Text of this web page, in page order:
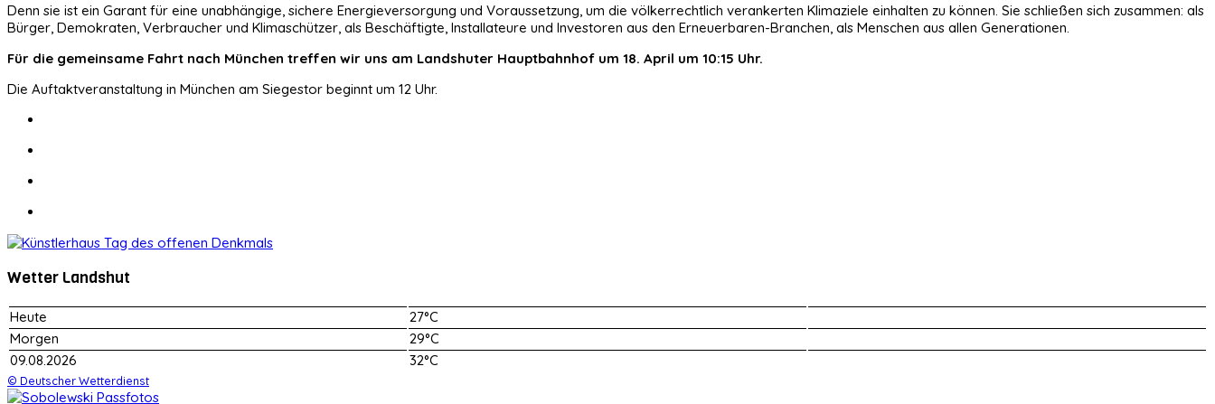
Denn sie ist ein Garant für eine unabhängige, sichere Energieversorgung und Voraussetzung, um die völkerrechtlich verankerten Klimaziele einhalten zu können. Sie schließen sich zusammen: als
Bürger, Demokraten, Verbraucher und Klimaschützer, als Beschäftigte, Installateure und Investoren aus den Erneuerbaren-Branchen, als Menschen aus allen Generationen.
Für die gemeinsame Fahrt nach München treffen wir uns am Landshuter Hauptbahnhof um 18. April um 10:15 Uhr.
Die Auftaktveranstaltung in München am Siegestor beginnt um 12 Uhr.
Wetter Landshut
Heute
27°C
Morgen
29°C
09.08.2026
32°C
© Deutscher Wetterdienst